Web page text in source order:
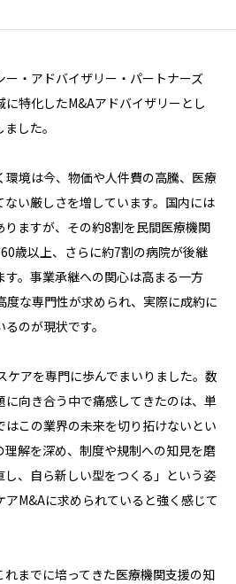
・アドバイザリー・パートナーズ
特化したM&Aアドバイザリーとし
した。
環境は今、物価や人件費の高騰、医療
い厳しさを増しています。国内には
りますが、その約8割を民間医療機関
歳以上、さらに約7割の病院が後継
。事業承継への関心は高まる一方
度な専門性が求められ、実際に成約に
のが現状です。
ケアを専門に歩んでまいりました。数
向き合う中で痛感してきたのは、単
この業界の未来を切り拓けないとい
理解を深め、制度や規制への知見を磨
し、自ら新しい型をつくる」という姿
M&Aに求められていると強く感じて
れまでに培ってきた医療機関支援の知